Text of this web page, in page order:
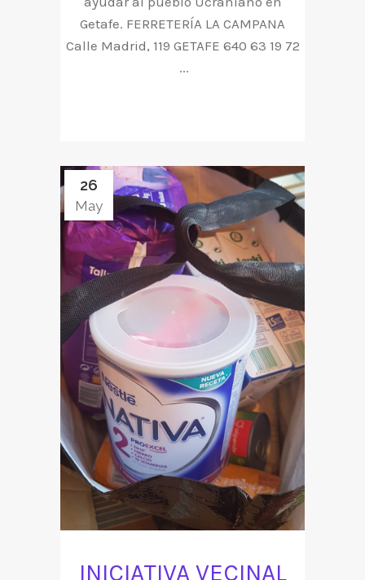
Getafe. FERRETERÍA LA CAMPANA
Calle Madrid, 119 GETAFE 640 63 19 72
...
26
May
INICIATIVA VECINAL